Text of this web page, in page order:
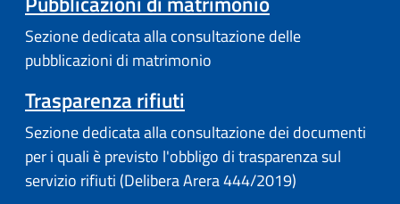
Sezione dedicata alla consultazione delle
pubblicazioni di matrimonio
Trasparenza rifiuti
Sezione dedicata alla consultazione dei documenti
per i quali è previsto l'obbligo di trasparenza sul
servizio rifiuti (Delibera Arera 444/2019)